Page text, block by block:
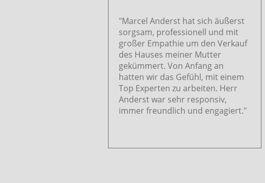
"Marcel Anderst hat sich äußerst
sorgsam, professionell und mit
großer Empathie um den Verkauf
des Hauses meiner Mutter
gekümmert. Von Anfang an
hatten wir das Gefühl, mit einem
Top Experten zu arbeiten. Herr
Anderst war sehr responsiv,
immer freundlich und engagiert."